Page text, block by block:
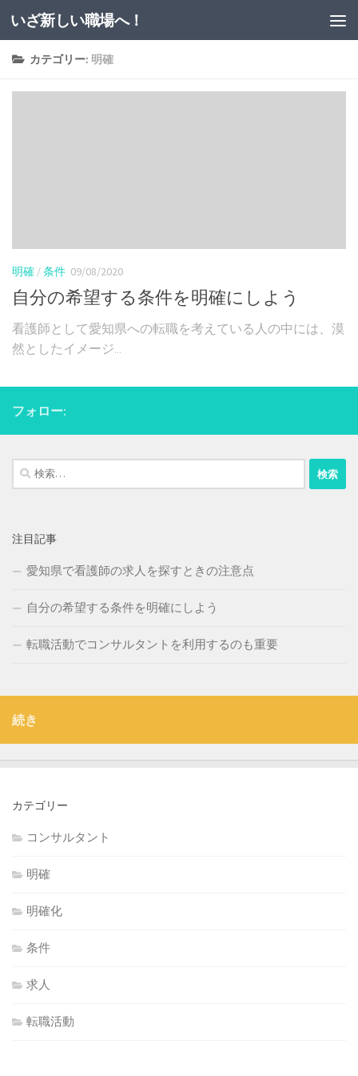
コンテンツへスキップ
いざ新しい職場へ！
カテゴリー: 明確
明確 /条件 09/08/2020
自分の希望する条件を明確にしよう
看護師として愛知県への転職を考えている人の中には、漠
然としたイメージ...
フォロー:
検
索:
注目記事
愛知県で看護師の求人を探すときの注意点
自分の希望する条件を明確にしよう
転職活動でコンサルタントを利用するのも重要
続き
カテゴリー
コンサルタント
明確
明確化
条件
求人
転職活動